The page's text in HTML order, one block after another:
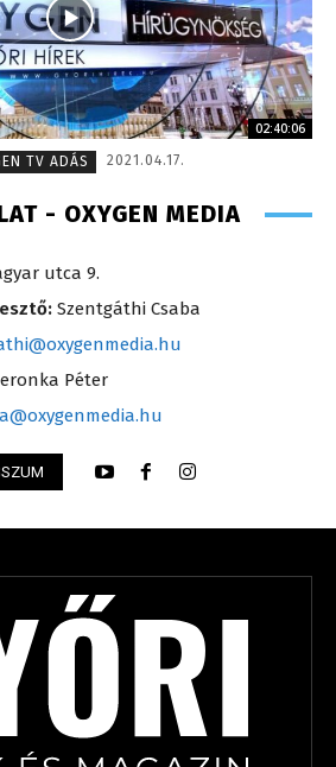
02:40:06
TV ADÁS
2021.04.17.
- OXYGEN MEDIA
utca 9.
Szentgáthi Csaba
Péter